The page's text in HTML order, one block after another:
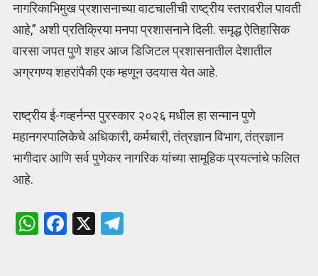
नागरिकाभिमुख प्रशासनाच्या वाटचालीची राष्ट्रीय स्तरावरील पावती
आहे,” अशी प्रतिक्रिया मनपा प्रशासनाने दिली. समृद्ध ऐतिहासिक
वारसा जपत पुणे शहर आज डिजिटल प्रशासनातील देशातील
अग्रगण्य शहरांपैकी एक म्हणून उदयास येत आहे.
राष्ट्रीय ई-गव्हर्नन्स पुरस्कार २०२६ मधील हा सन्मान पुणे
महानगरपालिकेचे अधिकारी, कर्मचारी, तंत्रज्ञान विभाग, तंत्रज्ञान
भागीदार आणि सर्व पुणेकर नागरिक यांच्या सामूहिक प्रयत्नांचे फलित
आहे.
W F X T